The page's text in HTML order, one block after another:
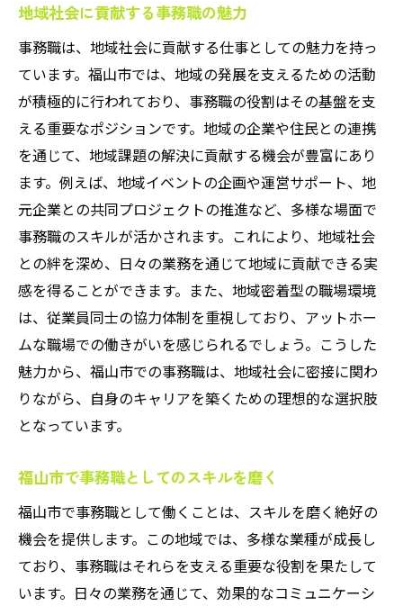
福山市の事務職で感じるやりがいと成長
事務職が提供する社会的意義とやりがい
福山市での事務職が与える成長機会
事務職としての達成感と学び
福山市で事務職として成長するためのポイ
ント
事務職が提供する充実感と成長の実感
福山市での事務職が描くキャリアパス
地域密着型の事務職でキャリアを築く
地元企業で事務職としてキャリアを築く方
法
地域に根ざした事務職のキャリアプラン
福山市での事務職が提供するキャリアチャ
ンス
福山市での事務職が描く未来のビジョン
地域との連携がもたらす事務職の成長機会
地域社会に貢献する事務職の魅力
事務職は、地域社会に貢献する仕事としての魅力を持っ
ています。福山市では、地域の発展を支えるための活動
が積極的に行われており、事務職の役割はその基盤を支
える重要なポジションです。地域の企業や住民との連携
を通じて、地域課題の解決に貢献する機会が豊富にあり
ます。例えば、地域イベントの企画や運営サポート、地
元企業との共同プロジェクトの推進など、多様な場面で
事務職のスキルが活かされます。これにより、地域社会
との絆を深め、日々の業務を通じて地域に貢献できる実
感を得ることができます。また、地域密着型の職場環境
は、従業員同士の協力体制を重視しており、アットホー
ムな職場での働きがいを感じられるでしょう。こうした
魅力から、福山市での事務職は、地域社会に密接に関わ
りながら、自身のキャリアを築くための理想的な選択肢
となっています。
福山市で事務職としてのスキルを磨く
福山市で事務職として働くことは、スキルを磨く絶好の
機会を提供します。この地域では、多様な業種が成長し
ており、事務職はそれらを支える重要な役割を果たして
います。日々の業務を通じて、効果的なコミュニケーシ